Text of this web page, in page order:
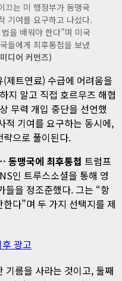
끄는 미 행정부가 동맹국
기여를 요구하고 나섰다.
을 배워야 한다”며 미국
들에게 최후통첩을 보냈
디어 커먼즈)
제트연료) 수급에 어려움을
지 말고 직접 호르무즈 해협
무력 개입 중단을 선언했
적 기여를 요구하는 동시에,
으로 풀이된다.
동맹국에 최후통첩 트럼프
인 트루스소셜을 통해 영
들을 정조준했다. 그는 “항
다”며 두 가지 선택지를 제
기름을 사라는 것이고, 둘째